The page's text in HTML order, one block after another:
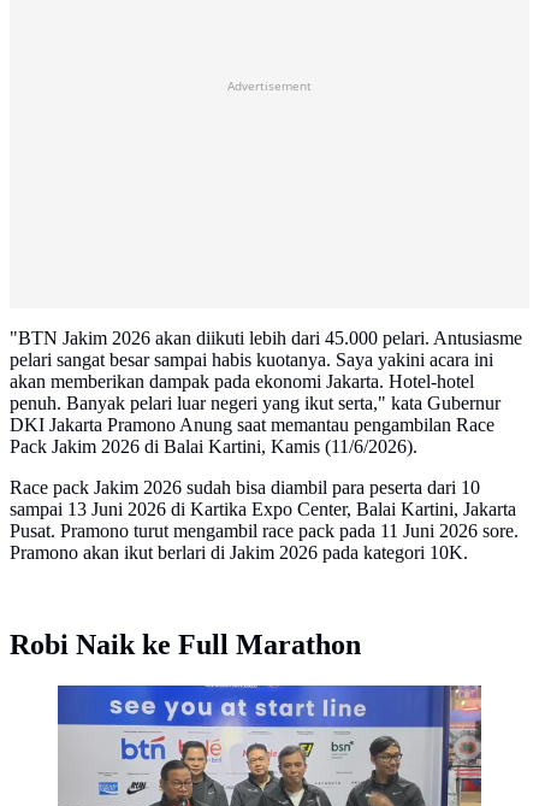
Advertisement
"BTN Jakim 2026 akan diikuti lebih dari 45.000 pelari. Antusiasme
pelari sangat besar sampai habis kuotanya. Saya yakini acara ini
akan memberikan dampak pada ekonomi Jakarta. Hotel-hotel
penuh. Banyak pelari luar negeri yang ikut serta," kata Gubernur
DKI Jakarta Pramono Anung saat memantau pengambilan Race
Pack Jakim 2026 di Balai Kartini, Kamis (11/6/2026).
Race pack Jakim 2026 sudah bisa diambil para peserta dari 10
sampai 13 Juni 2026 di Kartika Expo Center, Balai Kartini, Jakarta
Pusat. Pramono turut mengambil race pack pada 11 Juni 2026 sore.
Pramono akan ikut berlari di Jakim 2026 pada kategori 10K.
Robi Naik ke Full Marathon
Gubernur DKI Jakarta Pramono Anung mengambil
race pack Jakim 2026 (Liputan6.com/Thomas)